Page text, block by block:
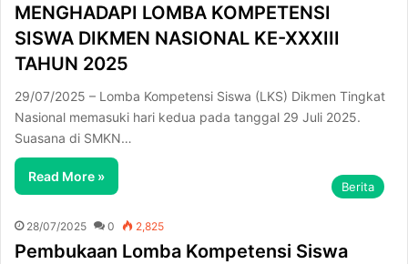
MENGHADAPI LOMBA KOMPETENSI
SISWA DIKMEN NASIONAL KE-XXXIII
TAHUN 2025
29/07/2025 – Lomba Kompetensi Siswa (LKS) Dikmen Tingkat
Nasional memasuki hari kedua pada tanggal 29 Juli 2025.
Suasana di SMKN…
Read More »
Berita
28/07/2025 0 2,825
Pembukaan Lomba Kompetensi Siswa